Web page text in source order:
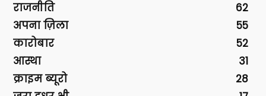
राजनीति
62
अपना ज़िला
55
कारोबार
52
आस्था
31
क्राइम ब्यूरो
28